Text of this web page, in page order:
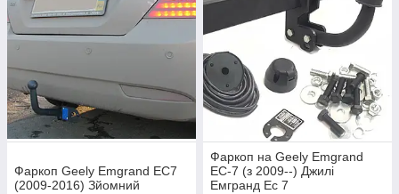
Фаркоп Geely Emgrand EC7
(2009-2016) Зйомний
Фаркоп на Geely Emgrand
EC-7 (з 2009--) Джилі
Емгранд Ес 7